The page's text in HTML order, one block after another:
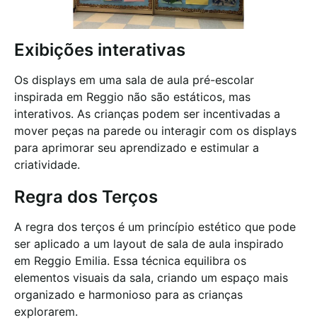
Exibições interativas
Os displays em uma sala de aula pré-escolar
inspirada em Reggio não são estáticos, mas
interativos. As crianças podem ser incentivadas a
mover peças na parede ou interagir com os displays
para aprimorar seu aprendizado e estimular a
criatividade.
Regra dos Terços
A regra dos terços é um princípio estético que pode
ser aplicado a um layout de sala de aula inspirado
em Reggio Emilia. Essa técnica equilibra os
elementos visuais da sala, criando um espaço mais
organizado e harmonioso para as crianças
explorarem.